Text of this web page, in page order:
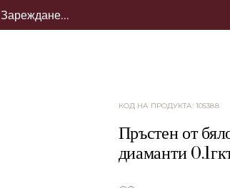
Зареждане...
КОД НА ПРОДУКТА: 105388
Пръстен от
диаманти